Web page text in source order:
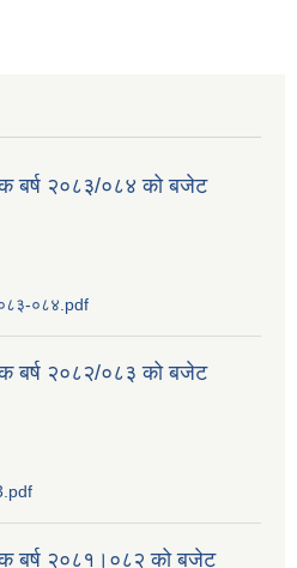
बर्ष २०८३/०८४ को बजेट
०८४.pdf
बर्ष २०८२/०८३ को बजेट
बर्ष २०८१।०८२ को बजेट